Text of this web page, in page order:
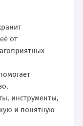
от
инструменты,
и понятную